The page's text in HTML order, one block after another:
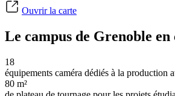
Ouvrir la carte
Le campus de Grenoble
18
équipements caméra dédiés à la production
80 m²